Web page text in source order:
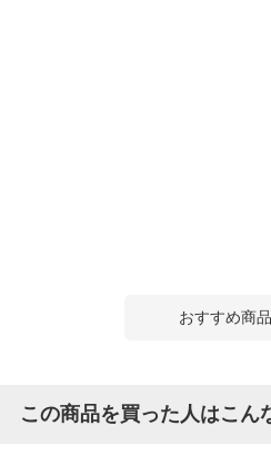
おすすめ商
この商品を買った人はこん